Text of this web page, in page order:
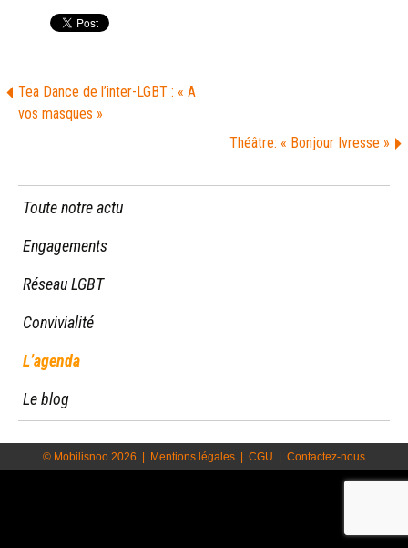
Tea Dance de l’inter-LGBT : « A
vos masques »
Théâtre: « Bonjour Ivresse »
Toute notre actu
Engagements
Réseau LGBT
Convivialité
L’agenda
Le blog
© Mobilisnoo 2026 Mentions légales CGU Contactez-nous